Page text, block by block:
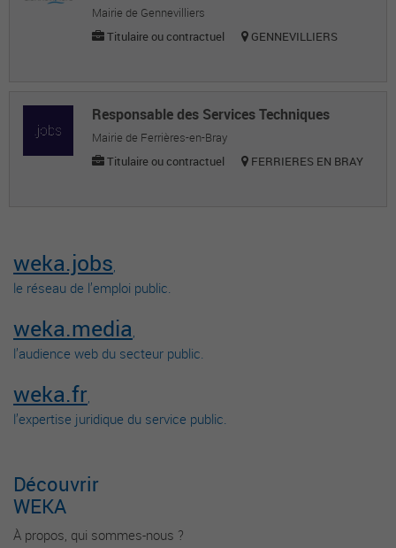
Mairie de Gennevilliers
Titulaire ou contractuel
GENNEVILLIERS
Responsable des Services Techniques
Mairie de Ferrières-en-Bray
Titulaire ou contractuel
FERRIERES EN BRAY
weka.jobs,
le réseau de l’emploi public.
weka.media,
l’audience web du secteur public.
weka.fr,
l’expertise juridique du service public.
Découvrir
WEKA
À propos, qui sommes-nous ?